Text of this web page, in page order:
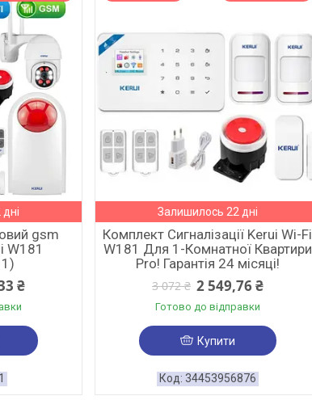
gsm
W181
₴
Залишилось 22 дні
Комплект Сигналізації Kerui Wi-Fi
W181 Для 1-Комнатної Квартири
Pro! Гарантія 24 місяці!
3 072 ₴ 2 549,76 ₴
Готово до відправки
Купити
34453956876